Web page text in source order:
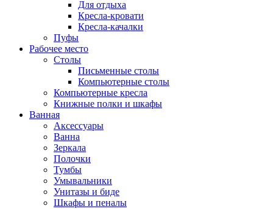
Для отдыха
Кресла-кровати
Кресла-качалки
Пуфы
Рабочее место
Столы
Письменные столы
Компьютерные столы
Компьютерные кресла
Книжные полки и шкафы
Ванная
Аксессуары
Ванна
Зеркала
Полочки
Тумбы
Умывальники
Унитазы и биде
Шкафы и пеналы